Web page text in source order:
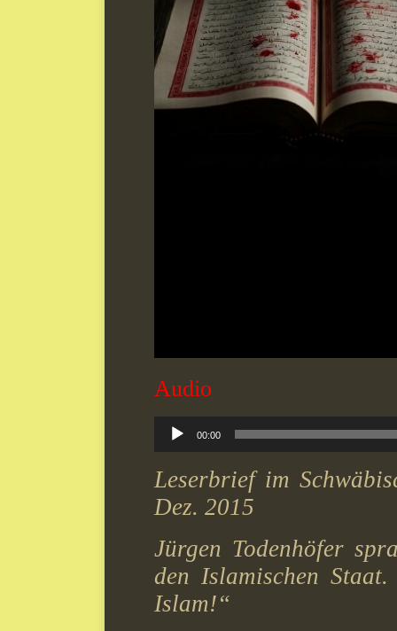
Audio
Audio-
Player
00:00
Leserbrief im
Dez. 2015
Jürgen Todenhöfer
den Islamischen
Islam!“